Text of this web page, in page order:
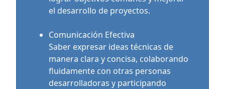
el desarrollo de proyectos.
Comunicación Efectiva
Saber expresar ideas técnicas de
manera clara y concisa, colaborando
fluidamente con otras personas
desarrolladoras y participando